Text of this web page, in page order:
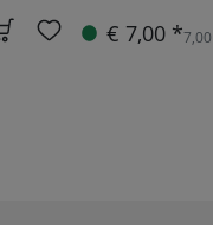
€ 7,00 *